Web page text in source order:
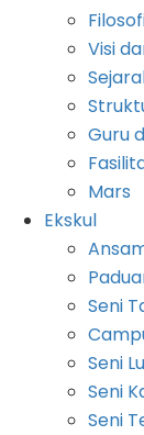
Visi
Guru
Mars
Ekskul
Seni
Seni
Seni
Seni